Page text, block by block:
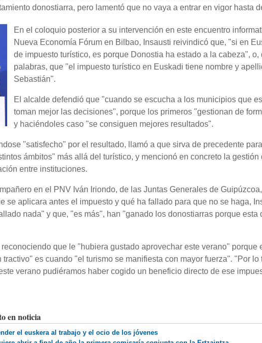
donostiarra, pero lamentó que no vaya a entrar en vigor hasta
En el coloquio posterior a su intervención en este encuentro
Nueva Economía Fórum en Bilbao, Insausti reivindicó que, "si en
de impuesto turístico, es porque Donostia ha estado a la cabeza", o,
palabras, que "el impuesto turístico en Euskadi tiene nombre y
Sebastián".
El alcalde defendió que "cuando se escucha a los municipios que
toman mejor las decisiones", porque los primeros "gestionan de
y haciéndoles caso "se consiguen mejores resultados".
"satisfecho" por el resultado, llamó a que sirva de precedente
ámbitos" más allá del turístico, y mencionó en concreto la
entre instituciones.
en el PNV Iván Iriondo, de las Juntas Generales de
se aplicara antes el impuesto y qué ha fallado para que no se haga,
nada" y que, "es más", han "ganado los donostiarras porque esta
que le "hubiera gustado aprovechar este verano" porque
es cuando "el turismo se manifiesta con mayor fuerza". "Por lo
verano pudiéramos haber cogido un beneficio directo de ese
en noticia
el euskera al trabajo y el ocio de los jóvenes